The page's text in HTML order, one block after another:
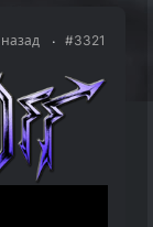
#3321